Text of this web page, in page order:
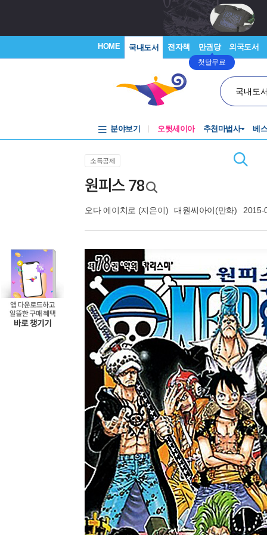
HOME 국내도서 전자책 만권당
첫달무료
외국도서
국내도
분야보기 오뒷세이아 추천마법사 베
소득공제
원피스 78
오다 에이치로 (지은이) 대원씨아이(만화) 2015-